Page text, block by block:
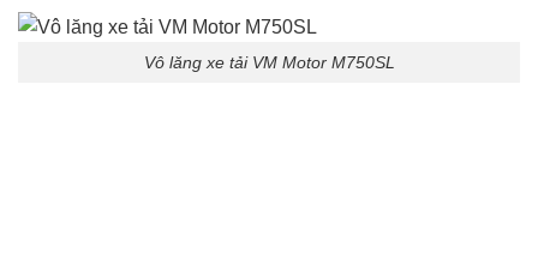
Vô lăng xe tải VM Motor M750SL